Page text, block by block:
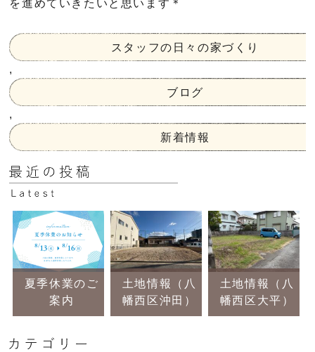
を進めていきたいと思います＊
スタッフの日々の家づくり
,
ブログ
,
新着情報
夏季休業のご
案内
土地情報（八
幡西区沖田）
土地情報（八
幡西区大平）